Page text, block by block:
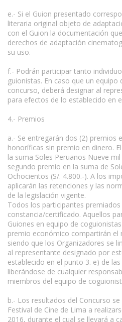
e.- Si el Guion presentado
literaria original objeto de
con el Guion la documentación
derechos de adaptación
su uso.
f.- Podrán participar tanto
guionistas. En caso que un
concurso, deberá designar al
para efectos de lo establecido en
4.- Premios
a.- Se entregarán dos (2) premios
honoríficas sin premio en dinero.
la suma Soles Peruanos Nueve
segundo premio en la suma de
Ochocientos (S/. 4.800.-). A los
aplicarán las retenciones y las
de la legislación vigente.
Todos los participantes premiados
constancia/certificado. Aquellos
Guiones en equipo de
premio económico compartirán el
siendo que los Organizadores se
al representante designado por
establecido en el punto 3. e) de
liberándose de cualquier
miembros del equipo de
b.- Los resultados del Concurso
Festival de Cine de Lima a
2016, durante el cual se llevará a